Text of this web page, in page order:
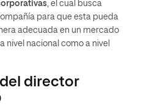
, el cual busca
para que esta pueda
adecuada en un mercado
nivel nacional como a nivel
director